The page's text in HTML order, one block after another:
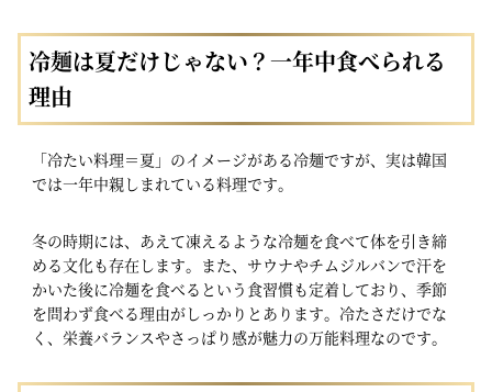
冷麺は夏だけじゃない？一年中食べられる
理由
「冷たい料理＝夏」のイメージがある冷麺ですが、実は韓国
では一年中親しまれている料理です。
冬の時期には、あえて凍えるような冷麺を食べて体を引き締
める文化も存在します。また、サウナやチムジルバンで汗を
かいた後に冷麺を食べるという食習慣も定着しており、季節
を問わず食べる理由がしっかりとあります。冷たさだけでな
く、栄養バランスやさっぱり感が魅力の万能料理なのです。